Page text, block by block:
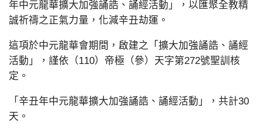
年中元龍華擴大加強誦誥、誦經活動」，以匯聚全教精
誠祈禱之正氣力量，化減辛丑劫運。
這項於中元龍華會期間，啟建之「擴大加強誦誥、誦經
活動」，謹依（110）帝極（參）天字第272號聖訓核
定。
「辛丑年中元龍華擴大加強誦誥、誦經活動」，共計30
天。